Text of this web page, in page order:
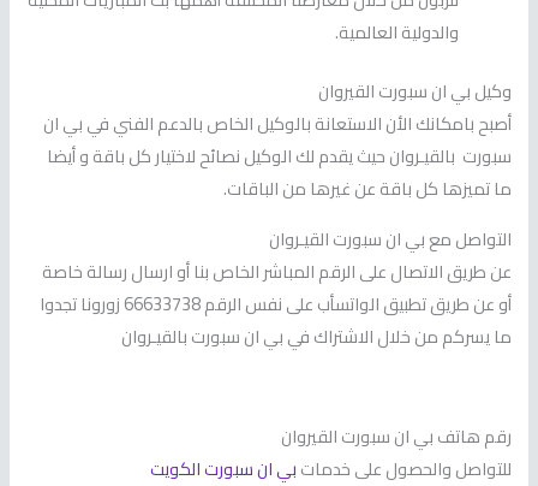
والدولية العالمية.
وكيل بي ان سبورت القيروان
أصبح بامكانك الأن الاستعانة بالوكيل الخاص بالدعم الفني في بي ان
سبورت بالقيـروان حيث يقدم لك الوكيل نصائح لاختيار كل باقة و أيضا
ما تميزها كل باقة عن غيرها من الباقات.
التواصل مع بي ان سبورت القيـروان
عن طريق الاتصال على الرقم المباشر الخاص بنا أو ارسال رسالة خاصة
أو عن طريق تطبيق الواتسأب على نفس الرقم 66633738 زورونا تجدوا
ما يسركم من خلال الاشتراك في بي ان سبورت بالقيـروان
رقم هاتف بي ان سبورت القيروان
للتواصل والحصول على خدماتبي ان سبورت الكويت